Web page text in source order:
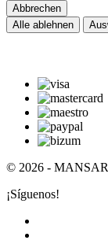
Abbrechen
Alle ablehnen
© 2026 -
¡Síguenos!